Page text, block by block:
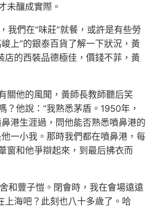
未釀成實際。
我們在“味莊”就餐，或許是有些勞
上”的銀泰百貨了解一下狀況，黃
店的西裝品德極佳，價錢不菲，黃
關他的風聞，黃師長教師聽后笑
他說：“我熟悉茅盾。1950年，
港生涯過，問他能否熟悉噴鼻港的
一小我。那時我們都在噴鼻港，每
窗和他爭辯起來，到最后拂衣而
和豐子愷。閉會時，我在會場遠遠
上海吧？此刻也八十多歲了。哈